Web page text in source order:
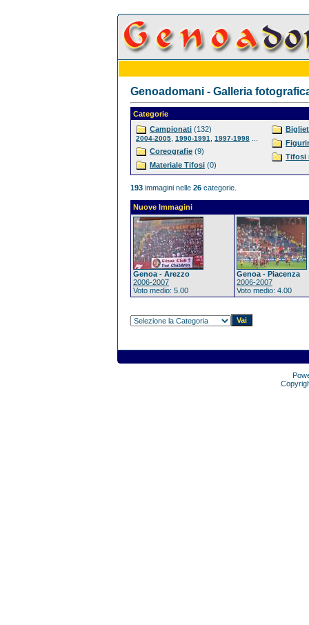
Genoadomani - Galleria
Categorie
Campionati (132)
2004-2005 1990-1991 1997-1998
Coreografie (9)
Materiale Tifosi (0)
Tifosi
193 immagini nelle 26 categorie.
Nuove Immagini
Genoa - Arezzo
2006-2007
Voto medio: 5.00
Genoa - Piacenza
2006-2007
Voto medio: 4.00